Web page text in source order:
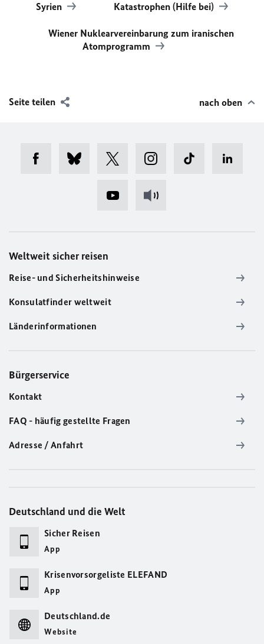
Syrien Katastrophen (Hilfe bei)
Wiener Nuklearvereinbarung zum iranischen
Atomprogramm
Seite teilen nach oben
Weltweit sicher reisen
Reise- und Sicherheitshinweise
Konsulatfinder weltweit
Länderinformationen
Bürgerservice
Kontakt
FAQ - häufig gestellte Fragen
Adresse / Anfahrt
Deutschland und die Welt
Sicher Reisen
App
Krisenvorsorgeliste ELEFAND
App
Deutschland.de
Website